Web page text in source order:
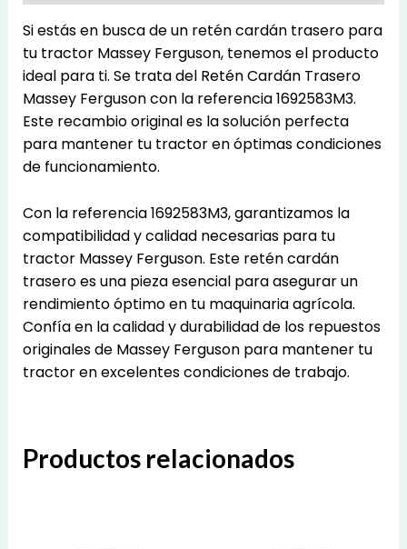
Si estás en busca de un retén cardán trasero para
tu tractor Massey Ferguson, tenemos el producto
ideal para ti. Se trata del Retén Cardán Trasero
Massey Ferguson con la referencia 1692583M3.
Este recambio original es la solución perfecta
para mantener tu tractor en óptimas condiciones
de funcionamiento.
Con la referencia 1692583M3, garantizamos la
compatibilidad y calidad necesarias para tu
tractor Massey Ferguson. Este retén cardán
trasero es una pieza esencial para asegurar un
rendimiento óptimo en tu maquinaria agrícola.
Confía en la calidad y durabilidad de los repuestos
originales de Massey Ferguson para mantener tu
tractor en excelentes condiciones de trabajo.
Productos relacionados